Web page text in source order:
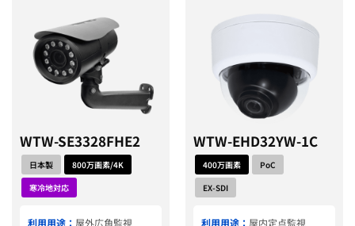
WTW-SE3328FHE2
日本製
800万画素/4K
寒冷地対応
利用用途： 屋外広角監視
WTW-EHD32YW-1C
400万画素
PoC
EX-SDI
利用用途： 屋内定点監視